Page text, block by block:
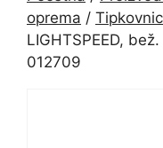
oprema /
LIGHTSPEED,
012709